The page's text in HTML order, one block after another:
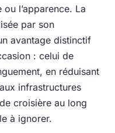
l’apparence. La
par son
avantage distinctif
: celui de
en réduisant
infrastructures
croisière au long
à ignorer.